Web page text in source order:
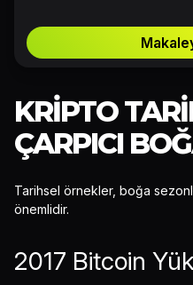
KRIPTO
ÇARPICI
Tarihsel örnekler, boğa
önemlidir.
2017 Bitcoin